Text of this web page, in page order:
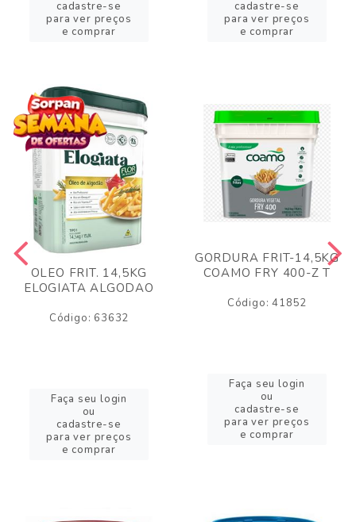
cadastre-se
para ver preços
e comprar
cadastre-se
para ver preços
e comprar
OLEO FRIT. 14,5KG
ELOGIATA ALGODAO
Código: 63632
Faça seu login
ou
cadastre-se
para ver preços
e comprar
GORDURA FRIT-14,5KG
COAMO FRY 400-Z T
Código: 41852
Faça seu login
ou
cadastre-se
para ver preços
e comprar